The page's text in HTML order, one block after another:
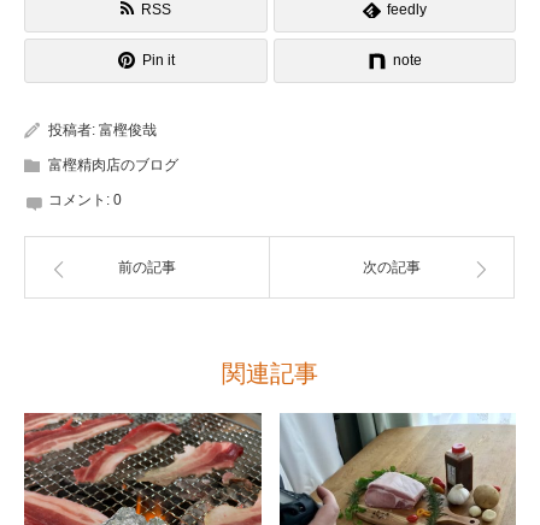
RSS feedly
Pin it note
投稿者: 富樫俊哉
富樫精肉店のブログ
コメント: 0
前の記事 次の記事
関連記事